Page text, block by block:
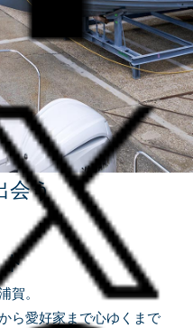
会う
賀。
ら愛好家まで心ゆくまで